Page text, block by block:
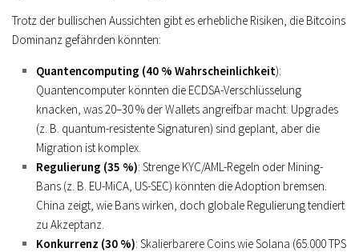
Trotz der bullischen Aussichten gibt es erhebliche Risiken, die Bitcoins
Dominanz gefährden könnten:
Quantencomputing (40 % Wahrscheinlichkeit):
Quantencomputer könnten die ECDSA-Verschlüsselung
knacken, was 20–30 % der Wallets angreifbar macht. Upgrades
(z. B. quantum-resistente Signaturen) sind geplant, aber die
Migration ist komplex.
Regulierung (35 %): Strenge KYC/AML-Regeln oder Mining-
Bans (z. B. EU-MiCA, US-SEC) könnten die Adoption bremsen.
China zeigt, wie Bans wirken, doch globale Regulierung tendiert
zu Akzeptanz.
Konkurrenz (30 %): Skalierbarere Coins wie Solana (65.000 TPS